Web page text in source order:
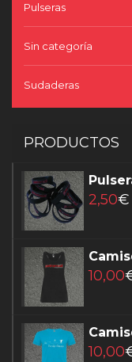
Pulseras
Sin categoría
Sudaderas
PRODUCTOS
2,50€
10,00
10,00